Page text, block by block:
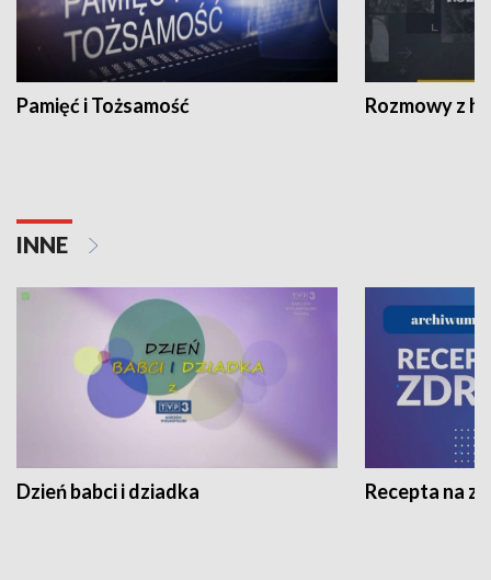
Pamięć i Tożsamość Rozmowy z
INNE
Dzień babci i dziadka Recepta na